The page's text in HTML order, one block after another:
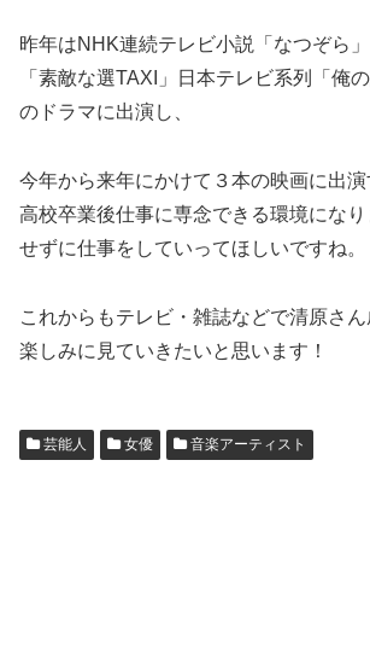
昨年はNHK連続テレビ小説「なつぞら
「素敵な選TAXI」日本テレビ系列「俺
のドラマに出演し、
今年から来年にかけて３本の映画に出演
高校卒業後仕事に専念できる環境にな
せずに仕事をしていってほしいですね。
これからもテレビ・雑誌などで清原さ
楽しみに見ていきたいと思います！
芸能人 女優 音楽アーティスト